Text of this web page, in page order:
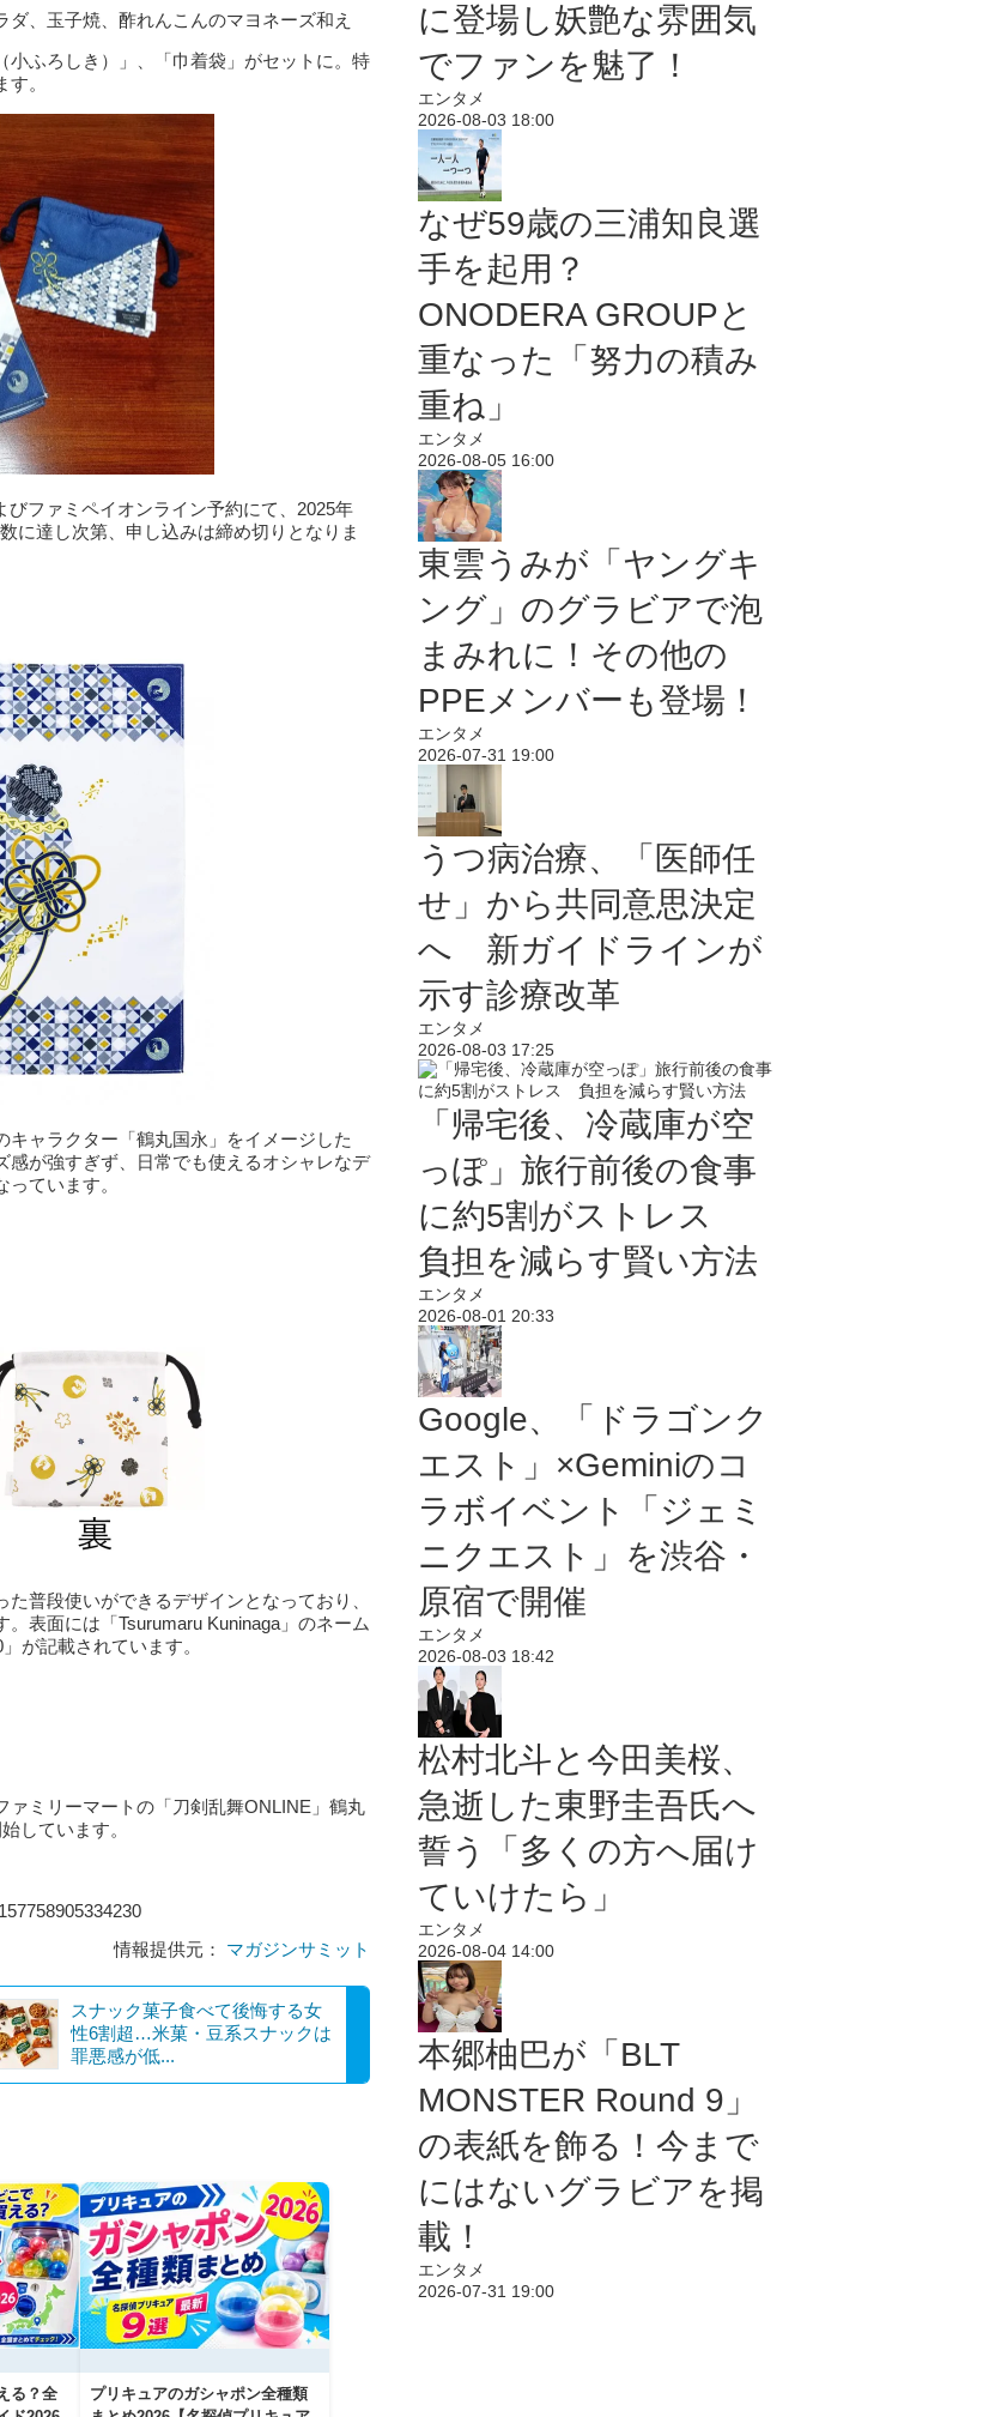
、玉子焼、酢れんこんのマヨネーズ和え
小ふろしき）」、「巾着袋」がセットに。特
。
ファミペイオンライン予約にて、2025年
に達し次第、申し込みは締め切りとなりま
ャラクター「鶴丸国永」をイメージした
が強すぎず、日常でも使えるオシャレなデ
ています。
普段使いができるデザインとなっており、
表面には「Tsurumaru Kuninaga」のネーム
が記載されています。
ァミリーマートの「刀剣乱舞ONLINE」鶴丸
しています。
情報提供元： マガジンサミット
スナック菓子食べて後悔する女
性6割超…米菓・豆系スナックは
罪悪感が低...
る？全
プリキュアのガシャポン全種類
に登場し妖艶な雰囲気
でファンを魅了！
エンタメ
2026-08-03 18:00
なぜ59歳の三浦知良選
手を起用？
ONODERA GROUPと
重なった「努力の積み
重ね」
エンタメ
2026-08-05 16:00
東雲うみが「ヤングキ
ング」のグラビアで泡
まみれに！その他の
PPEメンバーも登場！
エンタメ
2026-07-31 19:00
うつ病治療、「医師任
せ」から共同意思決定
へ 新ガイドラインが
示す診療改革
エンタメ
2026-08-03 17:25
「帰宅後、冷蔵庫が空
っぽ」旅行前後の食事
に約5割がストレス
負担を減らす賢い方法
エンタメ
2026-08-01 20:33
Google、「ドラゴンク
エスト」×Geminiのコ
ラボイベント「ジェミ
ニクエスト」を渋谷・
原宿で開催
エンタメ
2026-08-03 18:42
松村北斗と今田美桜、
急逝した東野圭吾氏へ
誓う「多くの方へ届け
ていけたら」
エンタメ
2026-08-04 14:00
本郷柚巴が「BLT
MONSTER Round 9」
の表紙を飾る！今まで
にはないグラビアを掲
載！
エンタメ
2026-07-31 19:00